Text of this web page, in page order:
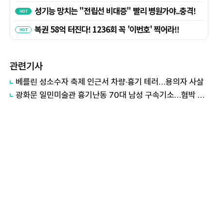
관련기사
베를린 성소수자 축제 인근서 차량·흉기 테러…용의자 사살
광화문 일민미술관 흉기난동 70대 남성 구속기소…혐박 혐의도 추가